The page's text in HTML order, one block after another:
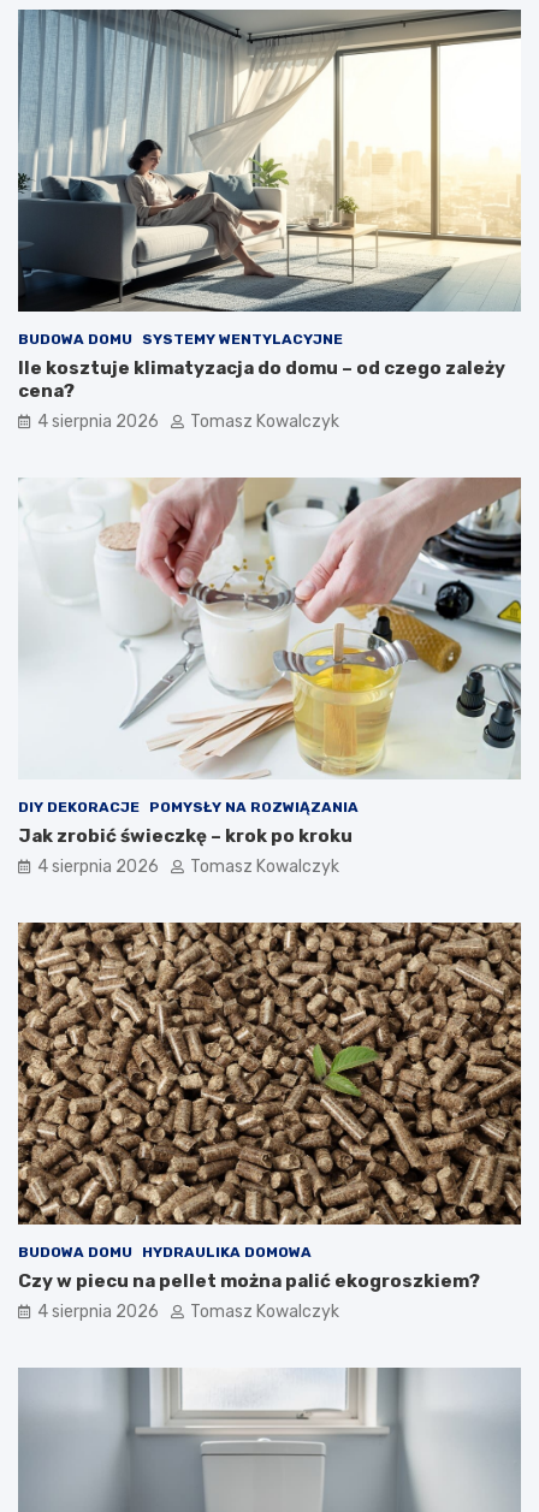
BUDOWA DOMU SYSTEMY WENTYLACYJNE
Ile kosztuje klimatyzacja do domu – od czego zależy
cena?
4 sierpnia 2026 Tomasz Kowalczyk
DIY DEKORACJE POMYSŁY NA ROZWIĄZANIA
Jak zrobić świeczkę – krok po kroku
4 sierpnia 2026 Tomasz Kowalczyk
BUDOWA DOMU HYDRAULIKA DOMOWA
Czy w piecu na pellet można palić ekogroszkiem?
4 sierpnia 2026 Tomasz Kowalczyk